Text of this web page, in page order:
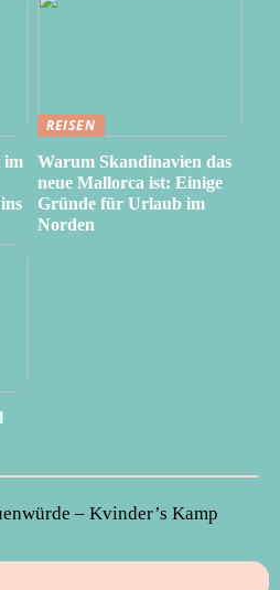
im
REISEN
Warum Skandinavien das
neue Mallorca ist: Einige
Gründe für Urlaub im
Norden
– Kvinder’s Kamp